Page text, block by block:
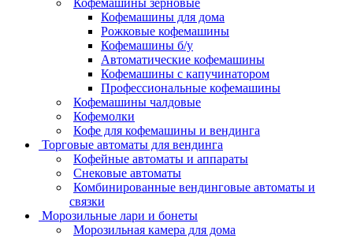
Кофемашины зерновые
Кофемашины для дома
Рожковые кофемашины
Кофемашины б/у
Автоматические кофемашины
Кофемашины с капучинатором
Профессиональные кофемашины
Кофемашины чалдовые
Кофемолки
Кофе для кофемашины и вендинга
Торговые автоматы для вендинга
Кофейные автоматы и аппараты
Снековые автоматы
Комбинированные вендинговые автоматы и
связки
Морозильные лари и бонеты
Морозильная камера для дома